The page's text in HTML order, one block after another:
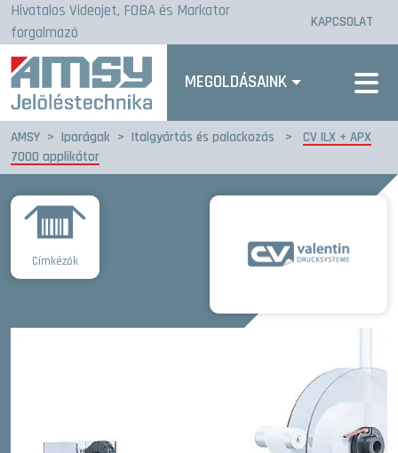
Hivatalos Videojet, FOBA és Markator
forgalmazó
KAPCSOLAT
MEGOLDÁSAINK
AMSY > Iparágak > Italgyártás és palackozás > CV ILX + APX
7000 applikátor
Címkézők